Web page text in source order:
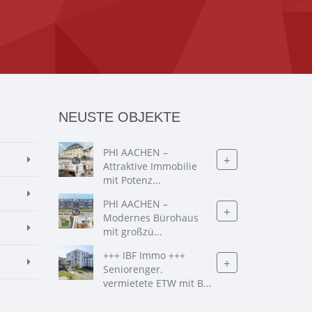
NEUSTE OBJEKTE
PHI AACHEN –
Attraktive Immobilie
mit Potenz...
+
PHI AACHEN –
Modernes Bürohaus
mit großzü...
+
+++ IBF Immo +++
Seniorenger.
vermietete ETW mit B...
+